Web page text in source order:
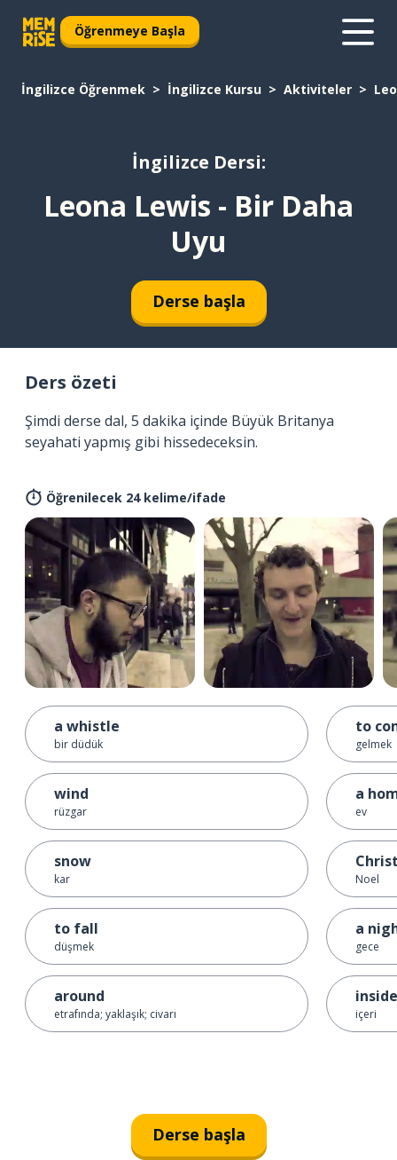
Öğrenmeye Başla
İngilizce Öğrenmek İngilizce Kursu Aktiviteler
İngilizce Dersi:
Leona Lewis - Bir Daha
Uyu
Derse başla
Ders özeti
Şimdi derse dal, 5 dakika içinde Büyük Britanya
seyahati yapmış gibi hissedeceksin.
Öğrenilecek 24 kelime/ifade
a whistle
bir düdük
wind
rüzgar
snow
kar
to fall
düşmek
around
etrafında; yaklaşık; civarı
to
gelmek
a
ev
Noel
a
gece
inside
içeri
Derse başla